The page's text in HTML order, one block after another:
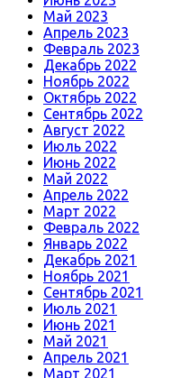
Май 2023
Апрель 2023
Февраль 2023
Декабрь 2022
Ноябрь 2022
Октябрь 2022
Сентябрь 2022
Август 2022
Июль 2022
Июнь 2022
Май 2022
Апрель 2022
Март 2022
Февраль 2022
Январь 2022
Декабрь 2021
Ноябрь 2021
Сентябрь 2021
Июль 2021
Июнь 2021
Май 2021
Апрель 2021
Март 2021